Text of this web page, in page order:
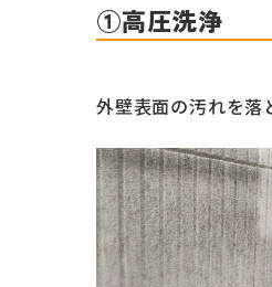
①高圧洗浄
外壁表面の汚れを落